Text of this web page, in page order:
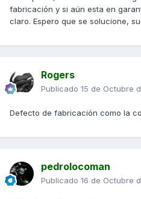
fabricación y si aún esta en
claro. Espero que se solucione,
Rogers
Publicado 15 de Octubre
Defecto de fabricación como la
pedrolocoman
Publicado 16 de Octubre